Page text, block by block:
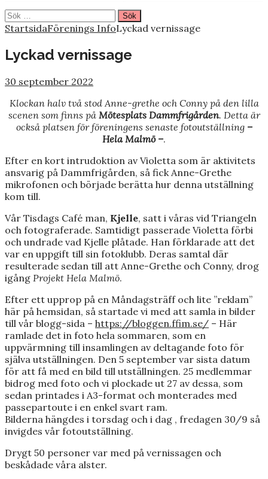
Sök
efter:
StartsidaFörenings InfoLyckad vernissage
Lyckad vernissage
30 september 2022
Klockan halv två stod Anne-grethe och Conny på den lilla
scenen som finns på Mötesplats Dammfrigården. Detta är
också platsen för föreningens senaste fotoutställning –
Hela Malmö –.
Efter en kort intrudoktion av Violetta som är aktivitets
ansvarig på Dammfrigården, så fick Anne-Grethe
mikrofonen och började berätta hur denna utställning
kom till.
Vår Tisdags Café man, Kjelle, satt i våras vid Triangeln
och fotograferade. Samtidigt passerade Violetta förbi
och undrade vad Kjelle plåtade. Han förklarade att det
var en uppgift till sin fotoklubb. Deras samtal där
resulterade sedan till att Anne-Grethe och Conny, drog
igång Projekt Hela Malmö.
Efter ett upprop på en Måndagsträff och lite ”reklam”
här på hemsidan, så startade vi med att samla in bilder
till vår blogg-sida – https://bloggen.ffim.se/ – Här
ramlade det in foto hela sommaren, som en
uppvärmning till insamlingen av deltagande foto för
själva utställningen. Den 5 september var sista datum
för att få med en bild till utställningen. 25 medlemmar
bidrog med foto och vi plockade ut 27 av dessa, som
sedan printades i A3-format och monterades med
passepartoute i en enkel svart ram.
Bilderna hängdes i torsdag och i dag , fredagen 30/9 så
invigdes vår fotoutställning.
Drygt 50 personer var med på vernissagen och
beskådade våra alster.